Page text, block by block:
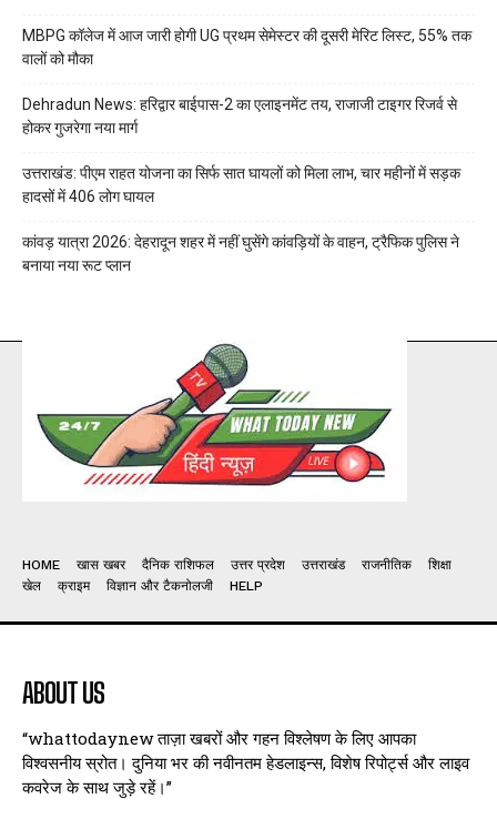
MBPG कॉलेज में आज जारी होगी UG प्रथम सेमेस्टर की दूसरी मेरिट लिस्ट, 55% तक
वालों को मौका
Dehradun News: हरिद्वार बाईपास-2 का एलाइनमेंट तय, राजाजी टाइगर रिजर्व से
होकर गुजरेगा नया मार्ग
उत्तराखंड: पीएम राहत योजना का सिर्फ सात घायलों को मिला लाभ, चार महीनों में सड़क
हादसों में 406 लोग घायल
कांवड़ यात्रा 2026: देहरादून शहर में नहीं घुसेंगे कांवड़ियों के वाहन, ट्रैफिक पुलिस ने
बनाया नया रूट प्लान
HOME खास खबर दैनिक राशिफल उत्तर प्रदेश उत्तराखंड राजनीतिक
शिक्षा
खेल
क्राइम विज्ञान और टैकनोलजी HELP
ABOUT US
“whattodaynew ताज़ा खबरों और गहन विश्लेषण के लिए आपका
विश्वसनीय स्रोत। दुनिया भर की नवीनतम हेडलाइन्स, विशेष रिपोर्ट्स और लाइव
कवरेज के साथ जुड़े रहें।”